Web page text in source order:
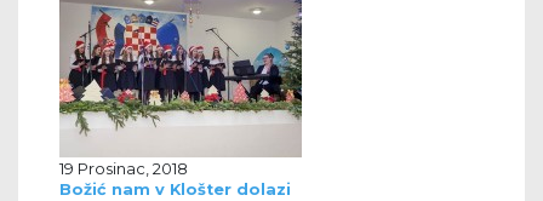
19 Prosinac, 2018
Božić nam v Klošter dolazi